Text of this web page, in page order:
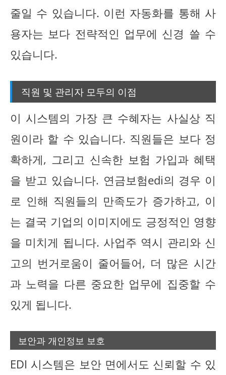
줄일 수 있습니다. 이런 자동화를 통해 사
용자는 보다 전략적인 업무에 신경 쓸 수
있습니다.
직원 및 관리자 모두의 이점
이 시스템의 가장 큰 수혜자는 사실상 직
원이라 할 수 있습니다. 직원들은 보다 정
확하게, 그리고 신속한 보험 가입과 혜택
을 받고 있습니다. 연금보험edi의 경우 이
로 인해 직원들의 만족도가 증가하고, 이
는 결국 기업의 이미지에도 긍정적인 영향
을 미치게 됩니다. 사업주 역시 관리와 신
고의 번거로움이 줄어들어, 더 많은 시간
과 노력을 다른 중요한 업무에 집중할 수
있게 됩니다.
보안과 개인정보 보호
EDI 시스템은 보안 면에서도 신뢰할 수 있